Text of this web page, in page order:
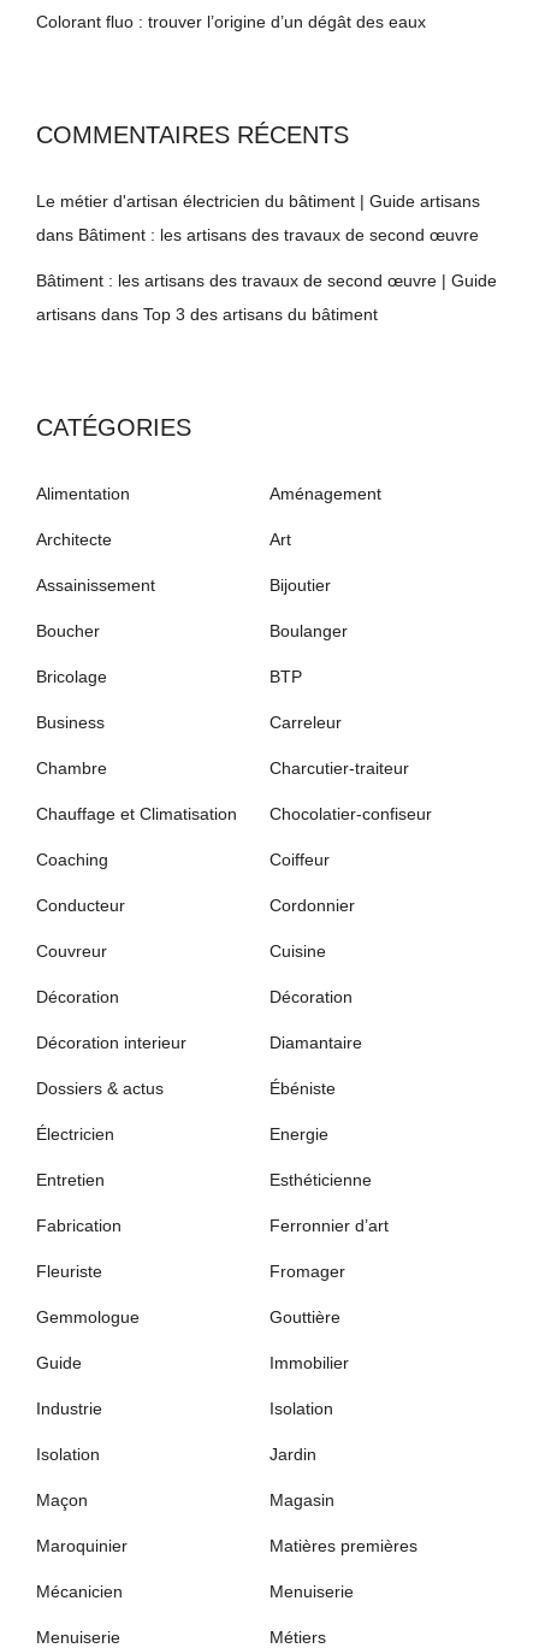
Colorant fluo : trouver l’origine d’un dégât des eaux
COMMENTAIRES RÉCENTS
Le métier d'artisan électricien du bâtiment | Guide artisans
dans Bâtiment : les artisans des travaux de second œuvre
Bâtiment : les artisans des travaux de second œuvre | Guide
artisans dans Top 3 des artisans du bâtiment
CATÉGORIES
Alimentation Aménagement
Architecte Art
Assainissement Bijoutier
Boucher Boulanger
Bricolage BTP
Business Carreleur
Chambre Charcutier-traiteur
Chauffage et Climatisation Chocolatier-confiseur
Coaching Coiffeur
Conducteur Cordonnier
Couvreur Cuisine
Décoration Décoration
Décoration interieur Diamantaire
Dossiers & actus Ébéniste
Électricien Energie
Entretien Esthéticienne
Fabrication Ferronnier d’art
Fleuriste Fromager
Gemmologue Gouttière
Guide Immobilier
Industrie Isolation
Isolation Jardin
Maçon Magasin
Maroquinier Matières premières
Mécanicien Menuiserie
Menuiserie Métiers